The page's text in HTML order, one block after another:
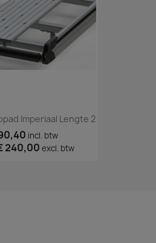
Imperiaal Lengte 2
incl. btw
240,00 excl. btw